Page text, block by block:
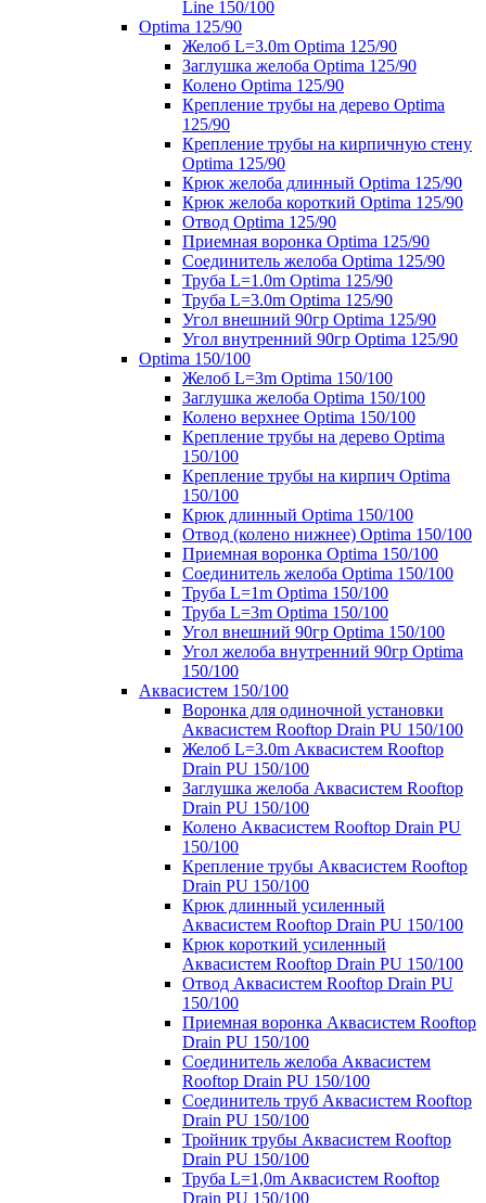
Line 150/100
Optima 125/90
Желоб L=3.0m Optima 125/90
Заглушка желоба Optima 125/90
Колено Optima 125/90
Крепление трубы на дерево Optima
125/90
Крепление трубы на кирпичную стену
Optima 125/90
Крюк желоба длинный Optima 125/90
Крюк желоба короткий Optima 125/90
Отвод Optima 125/90
Приемная воронка Optima 125/90
Соединитель желоба Optima 125/90
Труба L=1.0m Optima 125/90
Труба L=3.0m Optima 125/90
Угол внешний 90гр Optima 125/90
Угол внутренний 90гр Optima 125/90
Optima 150/100
Желоб L=3m Optima 150/100
Заглушка желоба Optima 150/100
Колено верхнее Optima 150/100
Крепление трубы на дерево Optima
150/100
Крепление трубы на кирпич Optima
150/100
Крюк длинный Optima 150/100
Отвод (колено нижнее) Optima 150/100
Приемная воронка Optima 150/100
Соединитель желоба Optima 150/100
Труба L=1m Optima 150/100
Труба L=3m Optima 150/100
Угол внешний 90гр Optima 150/100
Угол желоба внутренний 90гр Optima
150/100
Аквасистем 150/100
Воронка для одиночной установки
Аквасистем Rooftop Drain PU 150/100
Желоб L=3.0m Аквасистем Rooftop
Drain PU 150/100
Заглушка желоба Аквасистем Rooftop
Drain PU 150/100
Колено Аквасистем Rooftop Drain PU
150/100
Крепление трубы Аквасистем Rooftop
Drain PU 150/100
Крюк длинный усиленный
Аквасистем Rooftop Drain PU 150/100
Крюк короткий усиленный
Аквасистем Rooftop Drain PU 150/100
Отвод Аквасистем Rooftop Drain PU
150/100
Приемная воронка Аквасистем Rooftop
Drain PU 150/100
Соединитель желоба Аквасистем
Rooftop Drain PU 150/100
Соединитель труб Аквасистем Rooftop
Drain PU 150/100
Тройник трубы Аквасистем Rooftop
Drain PU 150/100
Труба L=1,0m Аквасистем Rooftop
Drain PU 150/100